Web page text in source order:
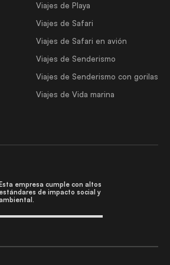
Viajes de Playa
Viajes de Safari
Viajes de Safari en avión
Viajes de Senderismo
Viajes de Senderismo con gorilas
Viajes de Vida marina
Esta empresa cumple con altos
estándares de impacto social y